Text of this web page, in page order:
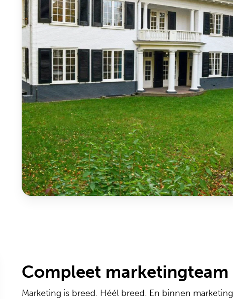
Compleet marketingteam
Marketing is breed. Héél breed. En binnen marketing